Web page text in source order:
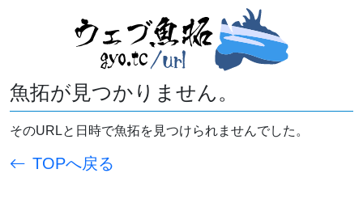
魚拓が見つかりません。
そのURLと日時で魚拓を見つけられませんでした。
TOPへ戻る